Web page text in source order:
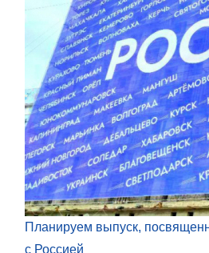
Планируем выпуск,
с Россией